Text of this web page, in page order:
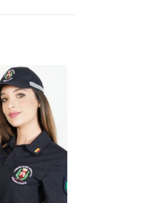
Aggiungi
alla lista
dei
desideri